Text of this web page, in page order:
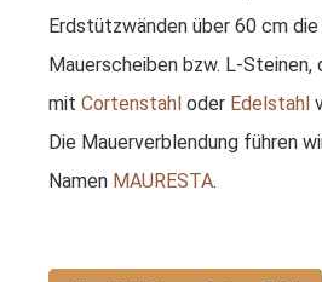
Erdstützwänden über 60 cm
Mauerscheiben bzw. L-Steinen,
mit Cortenstahl oder Edelstahl
Die Mauerverblendung führen
Namen MAURESTA.